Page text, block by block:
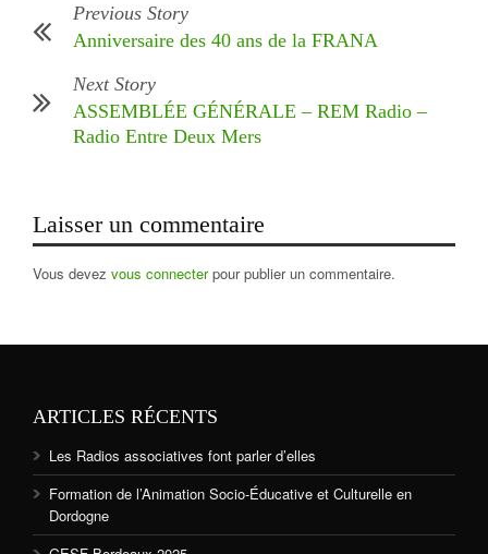
Previous Story
Anniversaire des 40 ans de la FRANA
Next Story
ASSEMBLÉE GÉNÉRALE – REM Radio –
Radio Entre Deux Mers
Laisser un commentaire
Vous devez vous connecterpour publier un commentaire.
ARTICLES RÉCENTS
Les Radios associatives font parler d’elles
Formation de l’Animation Socio-Éducative et Culturelle en
Dordogne